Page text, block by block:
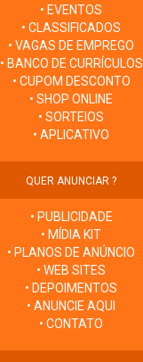
• EVENTOS
• CLASSIFICADOS
• VAGAS DE EMPREGO
• BANCO DE CURRÍCULOS
• CUPOM DESCONTO
• SHOP ONLINE
• SORTEIOS
• APLICATIVO
QUER ANUNCIAR ?
• PUBLICIDADE
• MÍDIA KIT
• PLANOS DE ANÚNCIO
• WEB SITES
• DEPOIMENTOS
• ANUNCIE AQUI
• CONTATO